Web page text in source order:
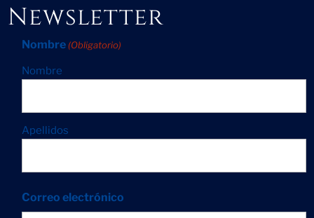
Newsletter
Nombre (Obligatorio)
Nombre
Apellidos
Correo electrónico